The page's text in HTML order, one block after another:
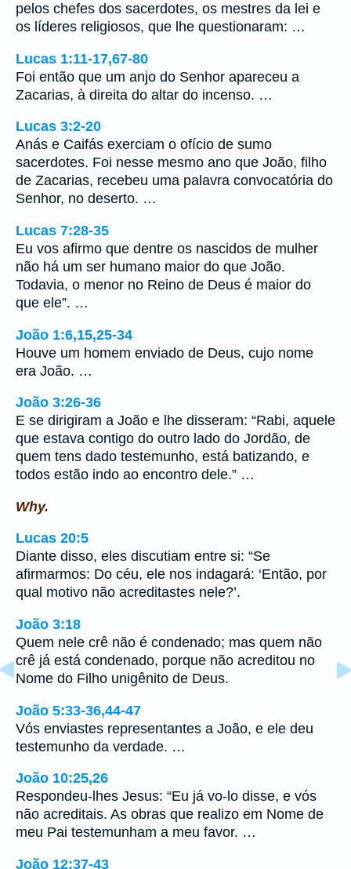
pelos chefes dos sacerdotes, os mestres da lei e
os líderes religiosos, que lhe questionaram: …
Lucas 1:11-17,67-80
Foi então que um anjo do Senhor apareceu a
Zacarias, à direita do altar do incenso. …
Lucas 3:2-20
Anás e Caifás exerciam o ofício de sumo
sacerdotes. Foi nesse mesmo ano que João, filho
de Zacarias, recebeu uma palavra convocatória do
Senhor, no deserto. …
Lucas 7:28-35
Eu vos afirmo que dentre os nascidos de mulher
não há um ser humano maior do que João.
Todavia, o menor no Reino de Deus é maior do
que ele”. …
João 1:6,15,25-34
Houve um homem enviado de Deus, cujo nome
era João. …
João 3:26-36
E se dirigiram a João e lhe disseram: “Rabi, aquele
que estava contigo do outro lado do Jordão, de
quem tens dado testemunho, está batizando, e
todos estão indo ao encontro dele.” …
Why.
Lucas 20:5
Diante disso, eles discutiam entre si: “Se
afirmarmos: Do céu, ele nos indagará: ‘Então, por
qual motivo não acreditastes nele?’.
João 3:18
Quem nele crê não é condenado; mas quem não
crê já está condenado, porque não acreditou no
Nome do Filho unigênito de Deus.
João 5:33-36,44-47
Vós enviastes representantes a João, e ele deu
testemunho da verdade. …
João 10:25,26
Respondeu-lhes Jesus: “Eu já vo-lo disse, e vós
não acreditais. As obras que realizo em Nome de
meu Pai testemunham a meu favor. …
João 12:37-43